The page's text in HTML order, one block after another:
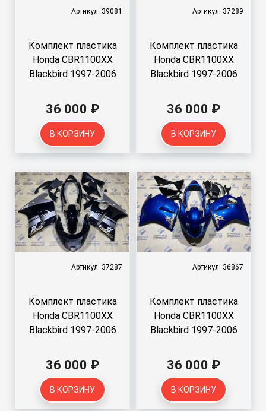
Артикул: 39081
Комплект пластика
Honda CBR1100XX
Blackbird 1997-2006
36 000 ₽
В КОРЗИНУ
Артикул: 37289
Комплект пластика
Honda CBR1100XX
Blackbird 1997-2006
36 000 ₽
В КОРЗИНУ
Артикул: 37287
Комплект пластика
Honda CBR1100XX
Blackbird 1997-2006
36 000 ₽
В КОРЗИНУ
Артикул: 36867
Комплект пластика
Honda CBR1100XX
Blackbird 1997-2006
36 000 ₽
В КОРЗИНУ